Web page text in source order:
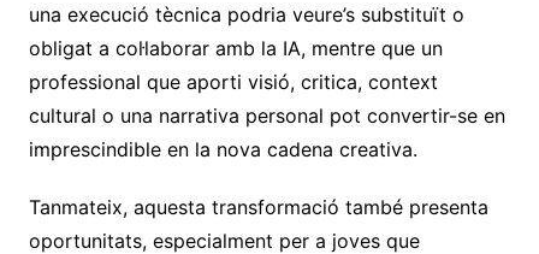
una execució tècnica podria veure’s substituït o
obligat a col·laborar amb la IA, mentre que un
professional que aporti visió, critica, context
cultural o una narrativa personal pot convertir-se en
imprescindible en la nova cadena creativa.
Tanmateix, aquesta transformació també presenta
oportunitats, especialment per a joves que